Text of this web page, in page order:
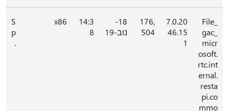
File_
gac_
micr
osoft.
rtc.int
ernal.
resta
pi.co
mmo
7.0.20
46.15
1
176,
504
18-
נוב-19
14:3
8
x86
S
p
.